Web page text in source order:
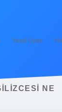
Yasal Uyarı
NE